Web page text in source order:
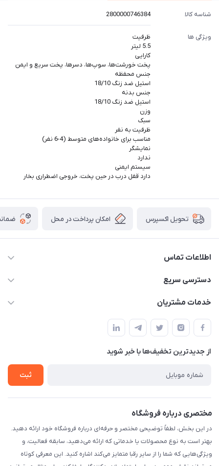
شناسه کالا 2800000746384
ویژگی ها
ظرفیت
5.5 لیتر
کارایی
پخت خورشت‌ها، سوپ‌ها، دسرها، پخت سریع و ایمن
جنس محفظه
استیل ضد زنگ 18/10
جنس بدنه
استیل ضد زنگ 18/10
وزن
سبک
ظرفیت به نفر
مناسب برای خانواده‌های متوسط (4-6 نفر)
نمایشگر
ندارد
سیستم ایمنی
دارد قفل درب در حین پخت، خروجی اضطراری بخار
تحویل اکسپرس امکان پرداخت در محل
اطلاعات تماس
۰۲۱۰۰۰۰۰۰۰۰
دسترسی سریع
حساب کاربری
لیست محصولات
درباره ما
خدمات مشتریان
قوانین و مقررات
حریم خصوصی
راهنما
از جدید‌ترین تخفیف‌ها با‌ خبر شوید
ثبت
مختصری درباره فروشگاه
در این بخش، لطفاً توضیحی مختصر و حرفه‌ای درباره فروشگاه خود ارائه دهید.
بهتر است به نوع محصولات یا خدماتی که ارائه می‌دهید، سابقه فعالیت، و
ویژگی‌هایی که شما را از سایر رقبا متمایز می‌کند اشاره کنید. این معرفی کوتاه